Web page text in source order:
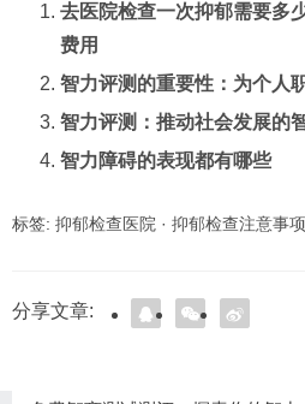
去医院检查一次抑郁需要多
费用
智力评测的重要性：为个人
智力评测：推动社会发展的
智力障碍的表现都有哪些
标签: 抑郁检查医院 · 抑郁检查注意事项
分享文章: